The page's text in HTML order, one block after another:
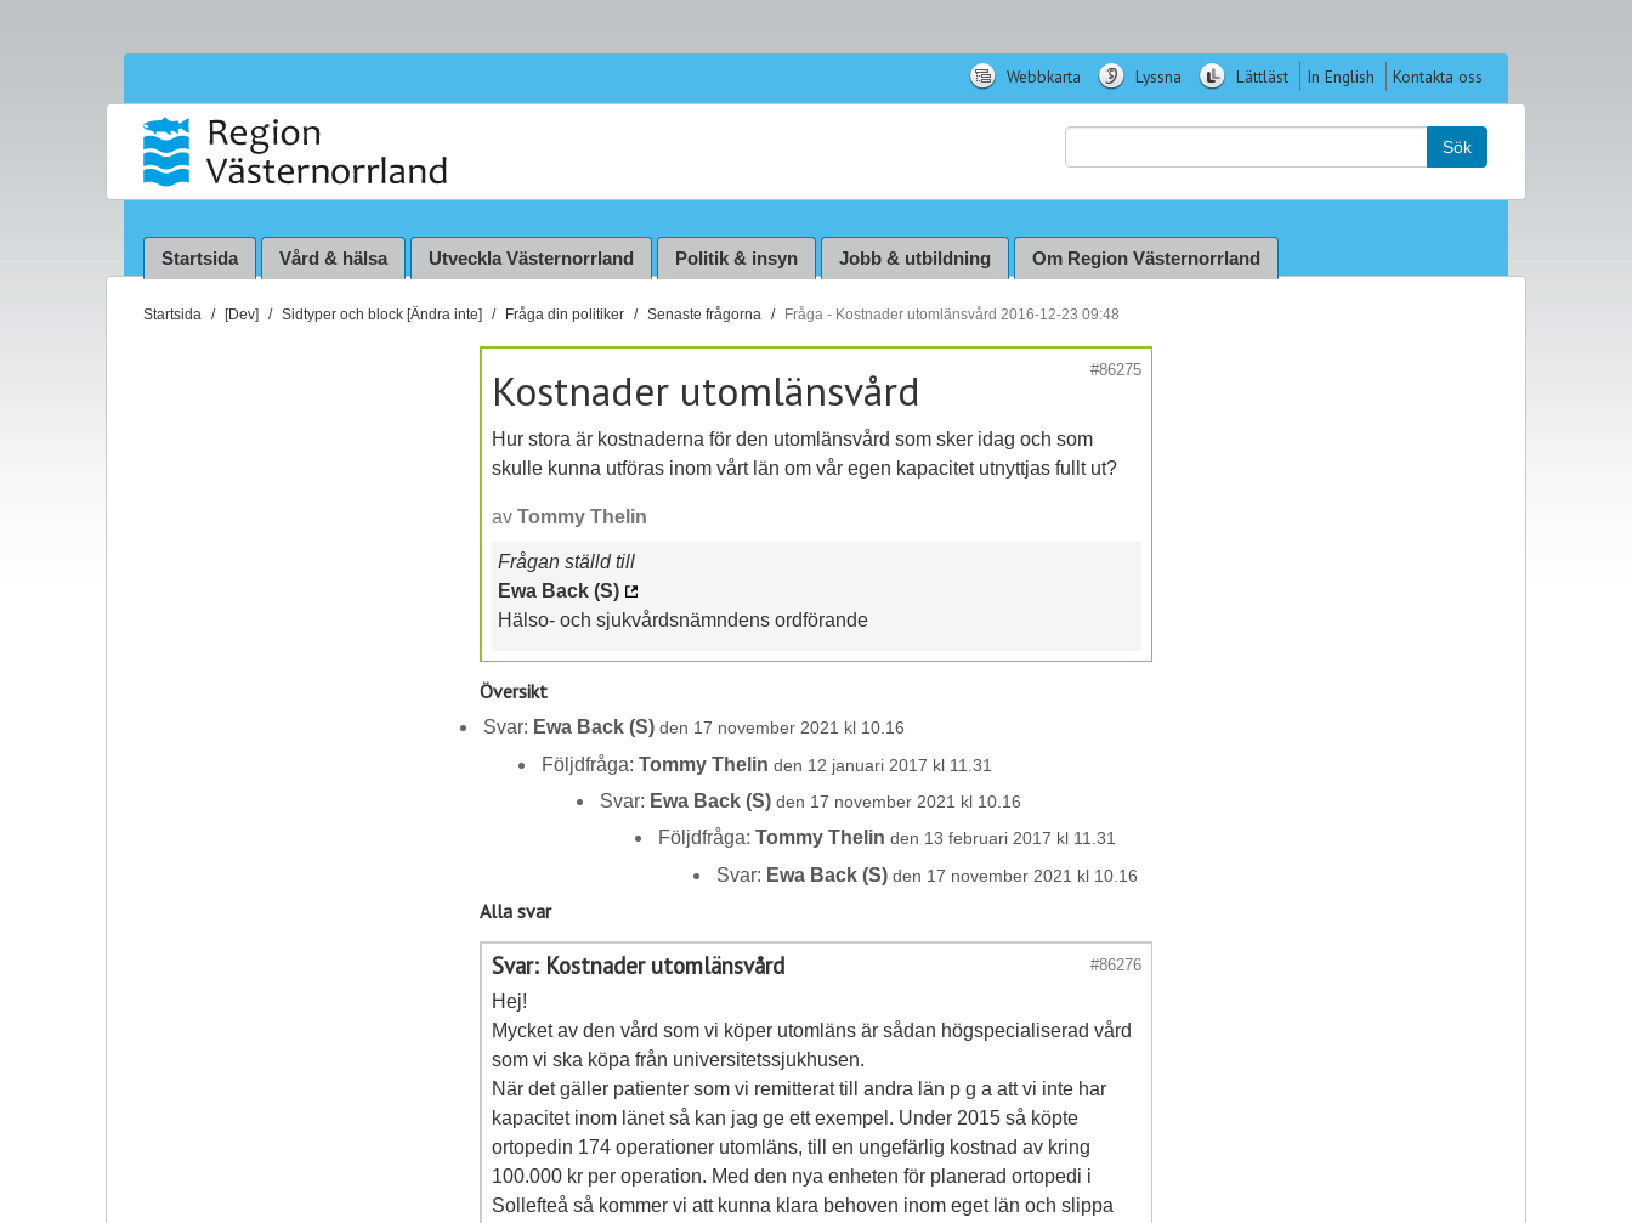
Webbkarta Lyssna Lättläst In English Kontakta oss
Sök
Startsida Vård & hälsa Utveckla Västernorrland Politik & insyn Jobb & utbildning Om Region Västernorrland
D
Startsida [Dev] Sidtyper och block [Ändra inte] Fråga din politiker Senaste frågorna Fråga - Kostnader utomlänsvård 2016-12-23 09:48
#86275
Kostnader utomlänsvård
Hur stora är kostnaderna för den utomlänsvård som sker idag och som
skulle kunna utföras inom vårt län om vår egen kapacitet utnyttjas fullt ut?
av Tommy Thelin
Frågan ställd till
Ewa Back (S)
Hälso- och sjukvårdsnämndens ordförande
Översikt
Svar: Ewa Back (S) den 17 november 2021 kl 10.16
Följdfråga:Tommy Thelin den 12 januari 2017 kl 11.31
Svar: Ewa Back (S) den 17 november 2021 kl 10.16
Följdfråga:Tommy Thelin den 13 februari 2017 kl 11.31
Svar: Ewa Back (S) den 17 november 2021 kl 10.16
Alla svar
#86276
Svar: Kostnader utomlänsvård
Hej!
Mycket av den vård som vi köper utomläns är sådan högspecialiserad vård
som vi ska köpa från universitetssjukhusen.
När det gäller patienter som vi remitterat till andra län p g a att vi inte har
kapacitet inom länet så kan jag ge ett exempel. Under 2015 så köpte
ortopedin 174 operationer utomläns, till en ungefärlig kostnad av kring
100.000 kr per operation. Med den nya enheten för planerad ortopedi i
Sollefteå så kommer vi att kunna klara behoven inom eget län och slippa